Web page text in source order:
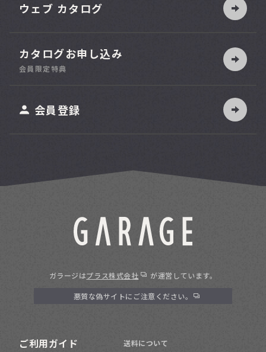
ウェブ カタログ
カタログお申し込み
会員限定特典
会員登録
ガラージはプラス株式会社 が運営しています。
悪質な偽サイトにご注意ください。
ご利用ガイド
送料について